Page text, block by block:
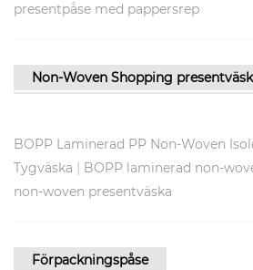
presentpåse med pappersrep
Non-Woven Shopping
BOPP Laminerad PP Non-Woven
Tygväska | BOPP laminerad non-
non-woven presentväska
Förpackningspåse